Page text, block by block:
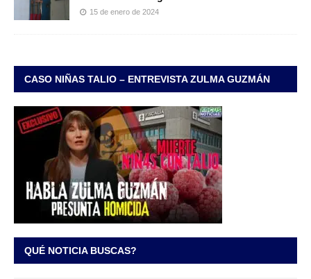
15 de enero de 2024
CASO NIÑAS TALIO – ENTREVISTA ZULMA GUZMÁN
QUÉ NOTICIA BUSCAS?